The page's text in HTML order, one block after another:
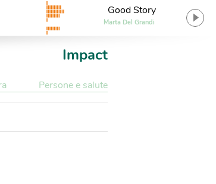
Good Story
Marta Del Grandi
Impact
Persone e salute